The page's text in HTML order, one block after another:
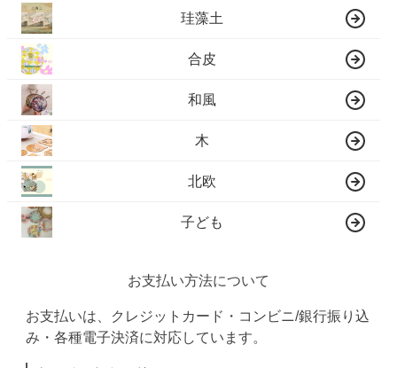
珪藻土
合皮
和風
木
北欧
子ども
お支払い方法について
お支払いは、クレジットカード・コンビニ/銀行振り込
み・各種電子決済に対応しています。